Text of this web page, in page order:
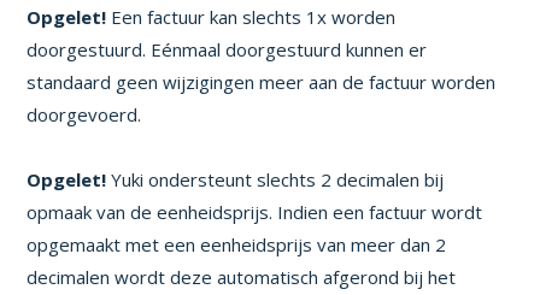
Opgelet! Een factuur kan slechts 1x worden
doorgestuurd. Eénmaal doorgestuurd kunnen er
standaard geen wijzigingen meer aan de factuur worden
doorgevoerd.
Opgelet! Yuki ondersteunt slechts 2 decimalen bij
opmaak van de eenheidsprijs. Indien een factuur wordt
opgemaakt met een eenheidsprijs van meer dan 2
decimalen wordt deze automatisch afgerond bij het